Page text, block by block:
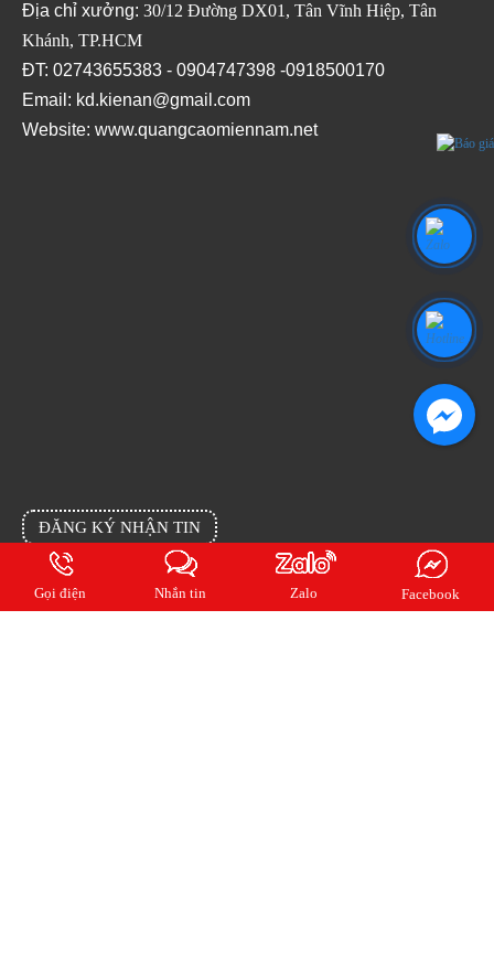
Địa chỉ xưởng: 30/12 Đường DX01, Tân Vĩnh Hiệp, Tân
Khánh, TP.HCM
ĐT: 02743655383 - 0904747398 -0918500170
Email: kd.kienan@gmail.com
Website: www.quangcaomiennam.net
ĐĂNG KÝ NHẬN TIN
Đăng ký email của bạn cho chúng tôi để cập nhật tin mới nhất từng ngày
Gọi điện Nhắn tin Zalo Facebook